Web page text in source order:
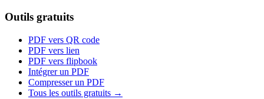
Outils gratuits
PDF vers QR code
PDF vers lien
PDF vers flipbook
Intégrer un PDF
Compresser un PDF
Tous les outils gratuits →